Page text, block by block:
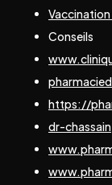
Vaccination
Conseils
https://
dr-chassain